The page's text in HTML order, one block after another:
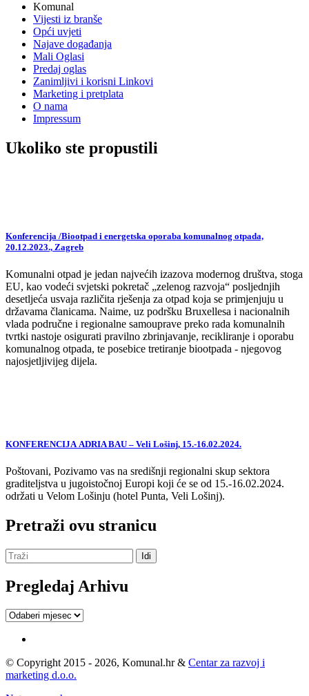
Komunal
Vijesti iz branše
Opći uvjeti
Najave događanja
Mali Oglasi
Predaj oglas
Zanimljivi i korisni Linkovi
Marketing i pretplata
O nama
Impressum
Ukoliko ste propustili
Konferencija /Biootpad i energetska oporaba komunalnog otpada,
20.12.2023., Zagreb
Komunalni otpad je jedan najvećih izazova modernog društva, stoga
EU, kao vodeći svjetski pokretač „zelenog razvoja“ posljednjih
desetljeća usvaja različita rješenja za otpad koja se primjenjuju u
državama članicama. Naime, uz podršku Bruxellesa i nacionalnih
vlada područne i regionalne samouprave preko rada komunalnih
tvrtki nastoje osigurati pravilno zbrinjavanje, recikliranje i oporabu
komunalnog otpada, te posebice tretiranje biootpada - njegovog
najosjetljivijeg dijela.
KONFERENCIJA ADRIA BAU – Veli Lošinj, 15.-16.02.2024.
Poštovani, Pozivamo vas na središnji regionalni skup sektora
graditeljstva u jugoistočnoj Europi koji će se od 15.-16.02.2024.
održati u Velom Lošinju (hotel Punta, Veli Lošinj).
Pretraži ovu stranicu
Pregledaj Arhivu
Pregledaj
© Copyright 2015 - 2026, Komunal.hr & Centar za razvoj i
marketing d.o.o.